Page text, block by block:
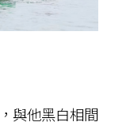
與他黑白相間